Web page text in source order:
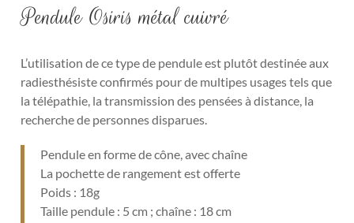
Pendule Osiris métal cuivré
L’utilisation de ce type de pendule est plutôt destinée aux
radiesthésiste confirmés pour de multipes usages tels que
la télépathie, la transmission des pensées à distance, la
recherche de personnes disparues.
Pendule en forme de cône, avec chaîne
La pochette de rangement est offerte
Poids : 18g
Taille pendule : 5 cm ; chaîne : 18 cm